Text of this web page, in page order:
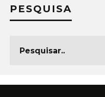
PESQUISA